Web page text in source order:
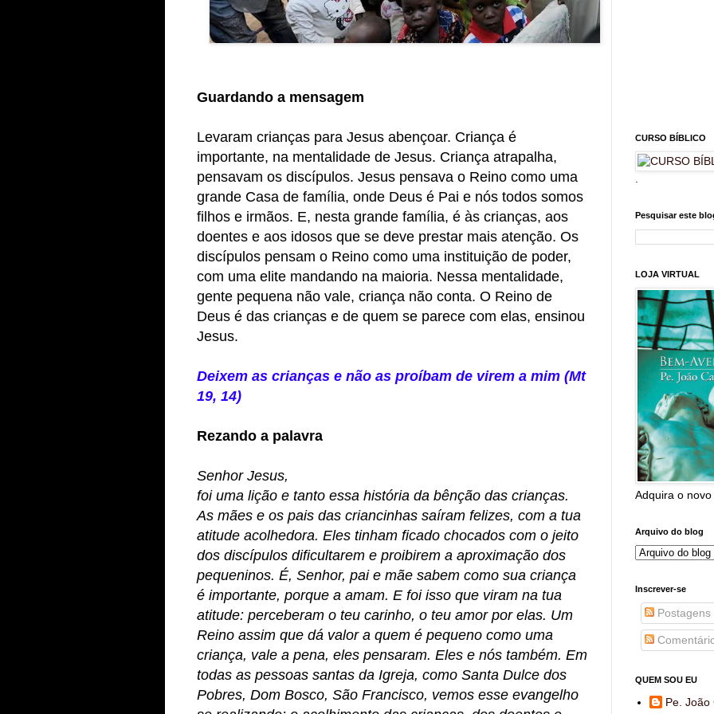
Guardando a mensagem
Levaram crianças para Jesus abençoar. Criança é
importante, na mentalidade de Jesus. Criança atrapalha,
pensavam os discípulos. Jesus pensava o Reino como uma
grande Casa de família, onde Deus é Pai e nós todos somos
filhos e irmãos. E, nesta grande família, é às crianças, aos
doentes e aos idosos que se deve prestar mais atenção. Os
discípulos pensam o Reino como uma instituição de poder,
com uma elite mandando na maioria. Nessa mentalidade,
gente pequena não vale, criança não conta. O Reino de
Deus é das crianças e de quem se parece com elas, ensinou
Jesus.
Deixem as crianças e não as proíbam de virem a mim (Mt
19, 14)
Rezando a palavra
Senhor Jesus,
foi uma lição e tanto essa história da bênção das crianças.
As mães e os pais das criancinhas saíram felizes, com a tua
atitude acolhedora. Eles tinham ficado chocados com o jeito
dos discípulos dificultarem e proibirem a aproximação dos
pequeninos. É, Senhor, pai e mãe sabem como sua criança
é importante, porque a amam. E foi isso que viram na tua
atitude: perceberam o teu carinho, o teu amor por elas. Um
Reino assim que dá valor a quem é pequeno como uma
criança, vale a pena, eles pensaram. Eles e nós também. Em
todas as pessoas santas da Igreja, como Santa Dulce dos
Pobres, Dom Bosco, São Francisco, vemos esse evangelho
CURSO BÍBLICO
Pesquisar este
LOJA VIRTUAL
Adquira o
Arquivo do blog
Inscrever-se
Postagens
QUEM SOU EU
Pe. João